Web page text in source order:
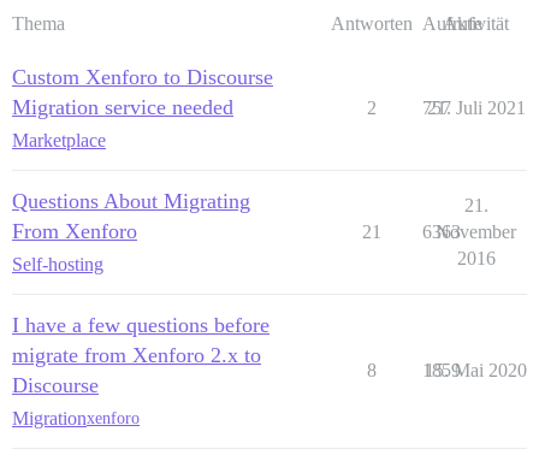
Thema Antworten Aufrufe
Aktivität
Custom Xenforo to Discourse
Migration service needed
Marketplace
2 757
21. Juli 2021
Questions About Migrating
From Xenforo
Self-hosting
21 6363
21.
November
2016
I have a few questions before
migrate from Xenforo 2.x to
Discourse
Migrationxenforo
8 1859
15. Mai 2020